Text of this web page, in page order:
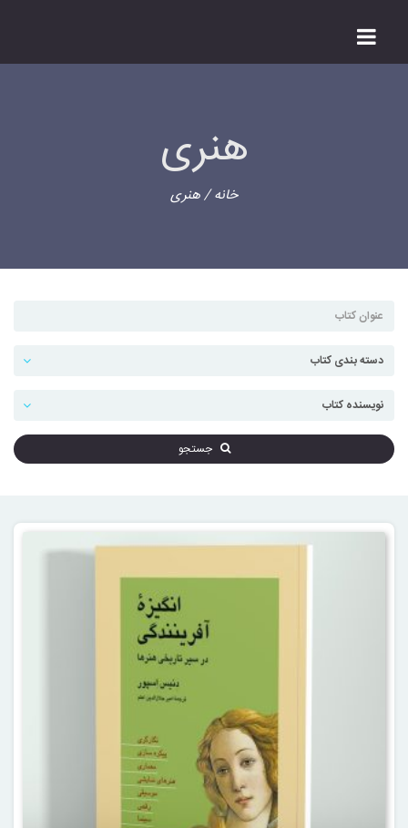
هنری
خانه/ هنری
جستجو